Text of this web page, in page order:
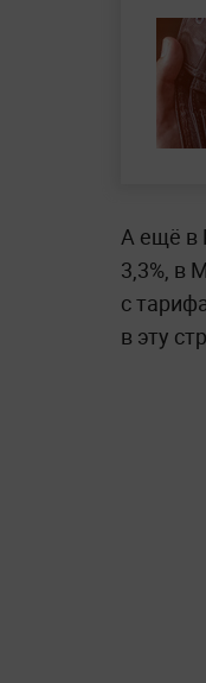
А ещё в
3,3%, в
с
в эту